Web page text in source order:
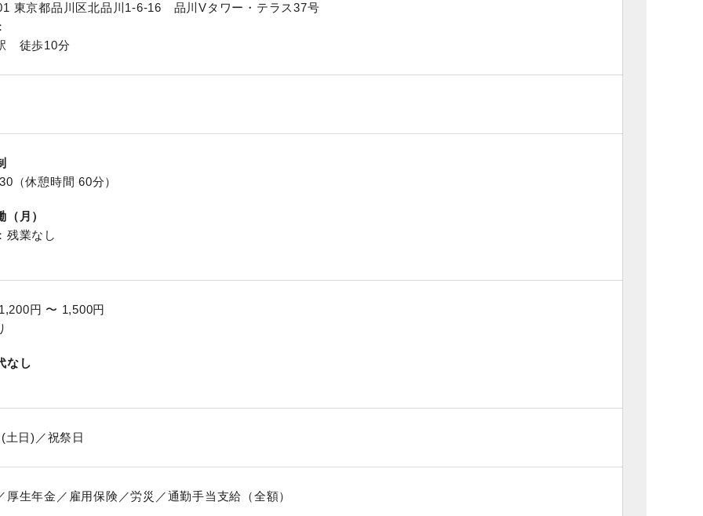
東京都品川区北品川1-6-16 品川Vタワー・テラス37号
徒歩10分
（休憩時間 60分）
月）
残業なし
円 〜 1,500円
なし
土日)／祝祭日
厚生年金／雇用保険／労災／通勤手当支給（全額）